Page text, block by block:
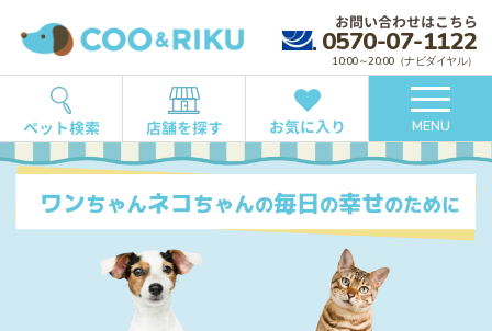
お問い合わせはこちら
0570-07-1122
10:00～20:00（ナビダイヤル）
ペット検索 店舗を探す お気に入り MENU